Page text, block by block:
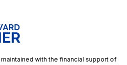
with the financial support of